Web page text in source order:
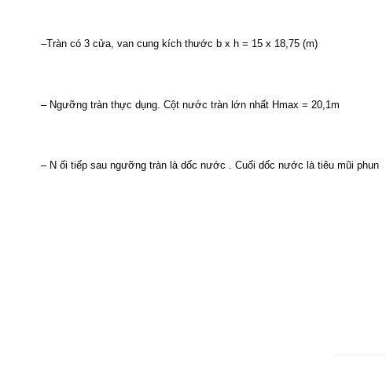
–Tràn có 3 cửa , van cung kích thước b x h = 15 x 18 ,75 (m)
– Ngưỡng tràn thực dụng Cột nước tràn lớn nhất Hmax = 20,1m
– N ối tiếp sau ngưỡng tràn là dốc nước . Cuối dốc nước là tiêu mũi phun